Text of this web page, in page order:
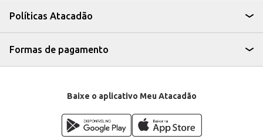
Políticas Atacadão
Formas de pagamento
Baixe o aplicativo Meu Atacadão